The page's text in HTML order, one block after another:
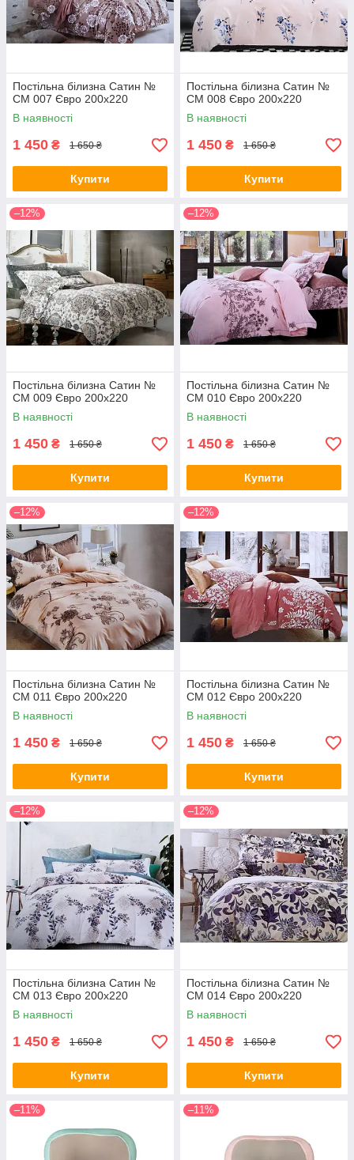
Постільна білизна Сатин №
СМ 007 Євро 200х220
В наявності
1 450 ₴ 1 650 ₴
Купити
Постільна білизна Сатин №
СМ 008 Євро 200х220
В наявності
1 450 ₴ 1 650 ₴
Купити
–12%
Постільна білизна Сатин №
СМ 009 Євро 200х220
В наявності
1 450 ₴ 1 650 ₴
Купити
–12%
Постільна білизна Сатин №
СМ 010 Євро 200х220
В наявності
1 450 ₴ 1 650 ₴
Купити
–12%
Постільна білизна Сатин №
СМ 011 Євро 200х220
В наявності
1 450 ₴ 1 650 ₴
Купити
–12%
Постільна білизна Сатин №
СМ 012 Євро 200х220
В наявності
1 450 ₴ 1 650 ₴
Купити
–12%
Постільна білизна Сатин №
СМ 013 Євро 200х220
В наявності
1 450 ₴ 1 650 ₴
Купити
–12%
Постільна білизна Сатин №
СМ 014 Євро 200х220
В наявності
1 450 ₴ 1 650 ₴
Купити
–11% –11%